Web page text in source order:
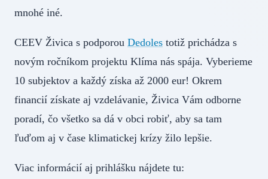
mnohé iné.
CEEV Živica s podporou Dedoles totiž prichádza s
novým ročníkom projektu Klíma nás spája. Vyberieme
10 subjektov a každý získa až 2000 eur! Okrem
financií získate aj vzdelávanie, Živica Vám odborne
poradí, čo všetko sa dá v obci robiť, aby sa tam
ľuďom aj v čase klimatickej krízy žilo lepšie.
Viac informácií aj prihlášku nájdete tu: